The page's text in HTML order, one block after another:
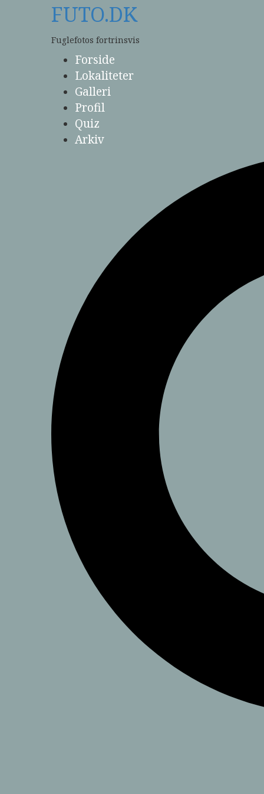
FUTO.DK
Fuglefotos fortrinsvis
Forside
Lokaliteter
Galleri
Profil
Quiz
Arkiv